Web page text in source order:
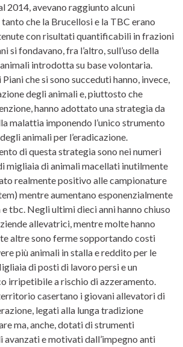
2014, avevano raggiunto alcuni
che la Brucellosi e la TBC erano
con risultati quantificabili in frazioni
si fondavano, fra l’altro, sull’uso della
introdotta su base volontaria.
che si sono succeduti hanno, invece,
degli animali e, piuttosto che
hanno adottato una strategia da
malattia imponendo l’unico strumento
animali per l’eradicazione.
di questa strategia sono nei numeri
migliaia di animali macellati inutilmente
realmente positivo alle campionature
mentre aumentano esponenzialmente
tbc. Negli ultimi dieci anni hanno chiuso
allevatrici, mentre molte hanno
altre sono ferme sopportando costi
più animali in stalla e reddito per le
di posti di lavoro persi e un
irripetibile a rischio di azzeramento.
casertano i giovani allevatori di
legati alla lunga tradizione
ma, anche, dotati di strumenti
e motivati dall’impegno anti